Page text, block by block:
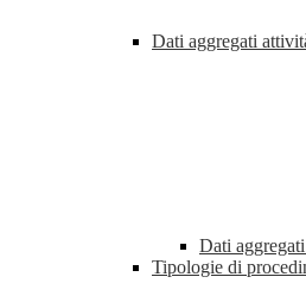
Dati aggregati
Dati
Tipologie di